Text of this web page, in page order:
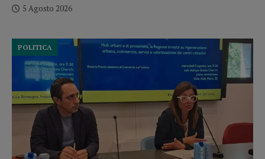
5 Agosto 2026
POLITICA